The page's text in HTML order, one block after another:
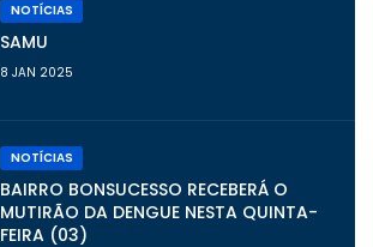
NOTÍCIAS
SAMU
8 JAN 2025
NOTÍCIAS
BAIRRO BONSUCESSO RECEBERÁ O
MUTIRÃO DA DENGUE NESTA QUINTA-
FEIRA (03)